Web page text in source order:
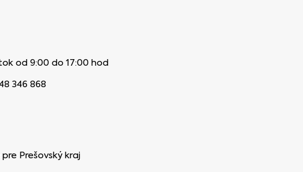
od 9:00 do 17:00 hod
346 868
Prešovský kraj